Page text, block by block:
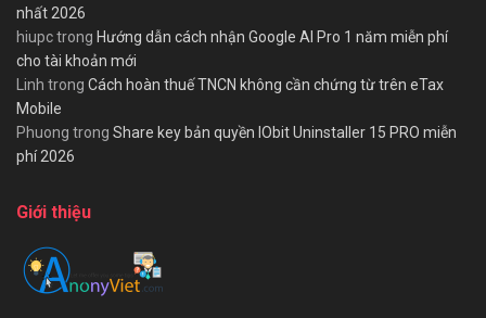
nhất 2026
hiupctrong Hướng dẫn cách nhận Google AI Pro 1 năm miễn phí
cho tài khoản mới
Linh trong Cách hoàn thuế TNCN không cần chứng từ trên eTax
Mobile
Phuong trong Share key bản quyền IObit Uninstaller 15 PRO miễn
phí 2026
Giới thiệu